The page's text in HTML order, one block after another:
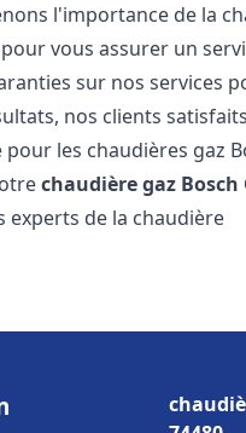
l'importance de la
vous assurer un
sur nos services
nos clients
les chaudières gaz
chaudière gaz Bosch
experts de la chaudière